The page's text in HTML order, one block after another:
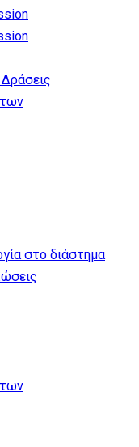
Δράσεις
στο διάστημα